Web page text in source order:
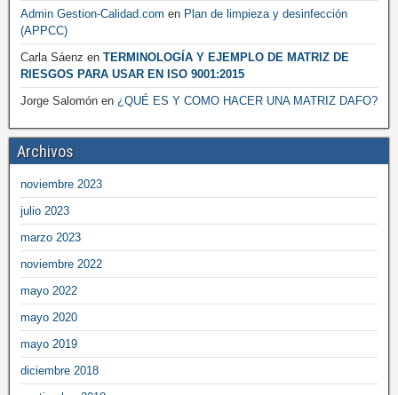
Admin Gestion-Calidad.com en Plan de limpieza y desinfección
(APPCC)
Carla Sáenz en TERMINOLOGÍA Y EJEMPLO DE MATRIZ DE
RIESGOS PARA USAR EN ISO 9001:2015
Jorge Salomón en ¿QUÉ ES Y COMO HACER UNA MATRIZ DAFO?
Archivos
noviembre 2023
julio 2023
marzo 2023
noviembre 2022
mayo 2022
mayo 2020
mayo 2019
diciembre 2018